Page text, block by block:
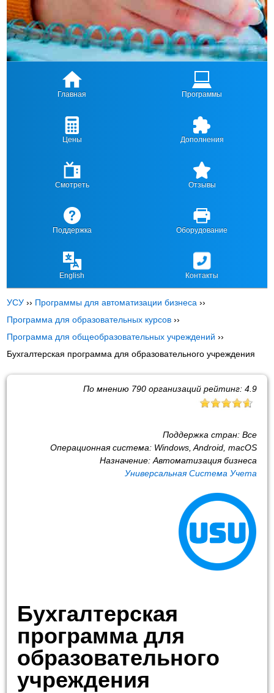
Главная Программы
Цены Дополнения
Смотреть Отзывы
Поддержка Оборудование
English Контакты
УСУ ›› Программы для автоматизации бизнеса ››
Программа для образовательных курсов ››
Программа для общеобразовательных учреждений ››
Бухгалтерская программа для образовательного учреждения
По мнению 790организаций рейтинг: 4.9
Поддержка стран: Все
Операционная система: Windows, Android, macOS
Назначение: Автоматизация бизнеса
Универсальная Система Учета
Бухгалтерская
программа для
образовательного
учреждения